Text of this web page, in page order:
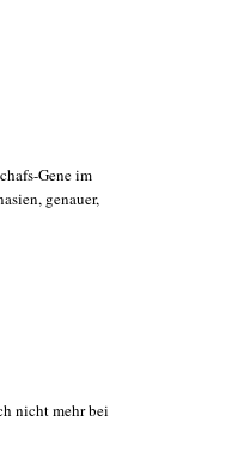
Gene im
genauer,
nicht mehr bei